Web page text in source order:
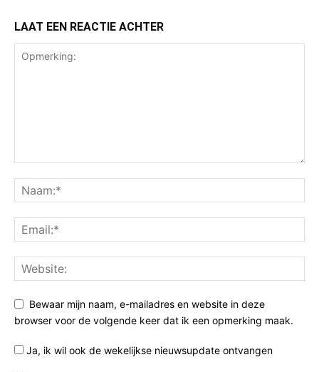
LAAT EEN REACTIE ACHTER
Bewaar mijn naam, e-mailadres en website in deze
browser voor de volgende keer dat ik een opmerking maak.
Ja, ik wil ook de wekelijkse nieuwsupdate ontvangen